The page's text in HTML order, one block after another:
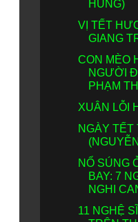
HÙNG)
VỊ TẾT
GIANG
CON MÈO
NGƯỜI
PHẠM
XUÂN LỖI
NGÀY TẾT
NỔ SÚNG
BAY: 7
NGHI
11 NGHỆ